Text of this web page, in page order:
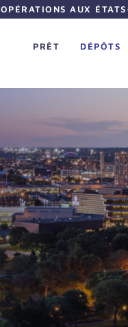
OPÉRATIONS AUX
PRÊT DÉPÔTS